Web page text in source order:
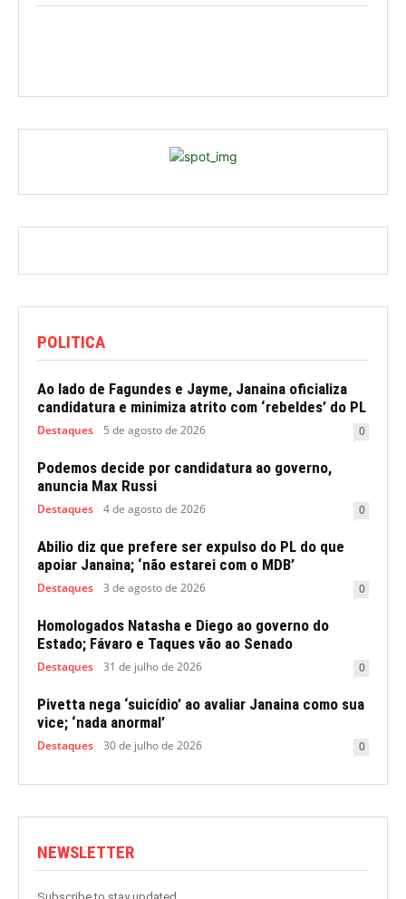
POLITICA
Ao lado de Fagundes e Jayme, Janaina oficializa
candidatura e minimiza atrito com ‘rebeldes’ do PL
Destaques 5 de agosto de 2026 0
Podemos decide por candidatura ao governo,
anuncia Max Russi
Destaques 4 de agosto de 2026 0
Abilio diz que prefere ser expulso do PL do que
apoiar Janaina; ‘não estarei com o MDB’
Destaques 3 de agosto de 2026 0
Homologados Natasha e Diego ao governo do
Estado; Fávaro e Taques vão ao Senado
Destaques 31 de julho de 2026 0
Pivetta nega ‘suicídio’ ao avaliar Janaina como sua
vice; ‘nada anormal’
Destaques 30 de julho de 2026 0
NEWSLETTER